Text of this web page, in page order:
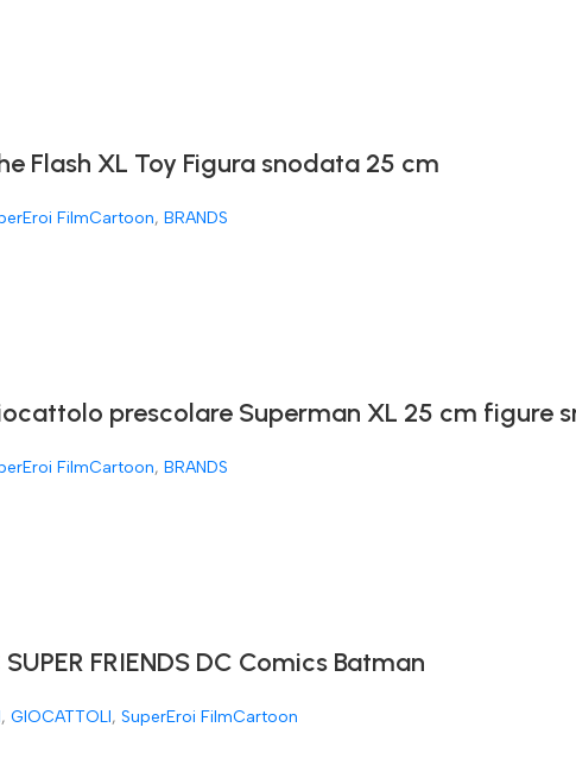
Flash XL Toy Figura snodata 25 cm
FilmCartoon, BRANDS
prescolare Superman XL 25 cm figure
FilmCartoon, BRANDS
FRIENDS DC Comics Batman
, GIOCATTOLI, SuperEroi FilmCartoon